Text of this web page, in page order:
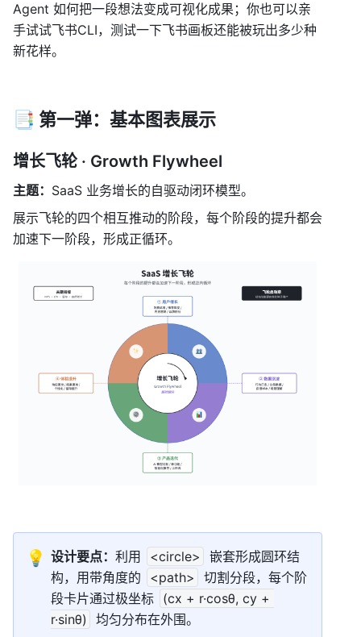
Agent 如何把一段想法变成可视化成果；你也可以亲
手试试飞书CLI，测试一下飞书画板还能被玩出多少种
新花样。
📑 第一弹：基本图表展示
增长飞轮 · Growth Flywheel
主题： SaaS 业务增长的自驱动闭环模型。
展示飞轮的四个相互推动的阶段，每个阶段的提升都会
加速下一阶段，形成正循环。
💡 设计要点： 利用 <circle>
嵌套形成圆环结
构，用带角度的
<path>
切割分段，每个阶
段卡片通过极坐标 (cx + r·cosθ, cy +
r·sinθ)
均匀分布在外围。